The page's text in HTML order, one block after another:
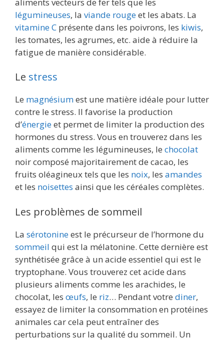
légumineuses, la viande rougeet les abats. La
vitamine C présente dans les poivrons, les kiwis,
les tomates, les agrumes, etc. aide à réduire la
fatigue de manière considérable.
Le stress
Le magnésiumest une matière idéale pour lutter
contre le stress. Il favorise la production
d’énergieet permet de limiter la production des
hormones du stress. Vous en trouverez dans les
aliments comme les légumineuses, le chocolat
noir composé majoritairement de cacao, les
fruits oléagineux tels que les noix, les amandes
et les noisettes ainsi que les céréales complètes.
Les problèmes de sommeil
La sérotonineest le précurseur de l’hormone du
sommeil qui est la mélatonine. Cette dernière est
synthétisée grâce à un acide essentiel qui est le
tryptophane. Vous trouverez cet acide dans
plusieurs aliments comme les arachides, le
chocolat, les œufs, le riz… Pendant votre diner,
essayez de limiter la consommation en protéines
animales car cela peut entraîner des
perturbations sur la qualité du sommeil. Un